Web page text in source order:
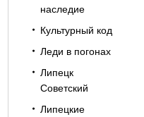
наследие
Культурный код
Леди в погонах
Липецк
Советский
Липецкие